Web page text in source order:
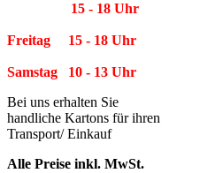
15 - 18 Uhr
Freitag 15 - 18 Uhr
Samstag 10 - 13 Uhr
Bei uns erhalten Sie
handliche Kartons für ihren
Transport/ Einkauf
Alle Preise inkl. MwSt.